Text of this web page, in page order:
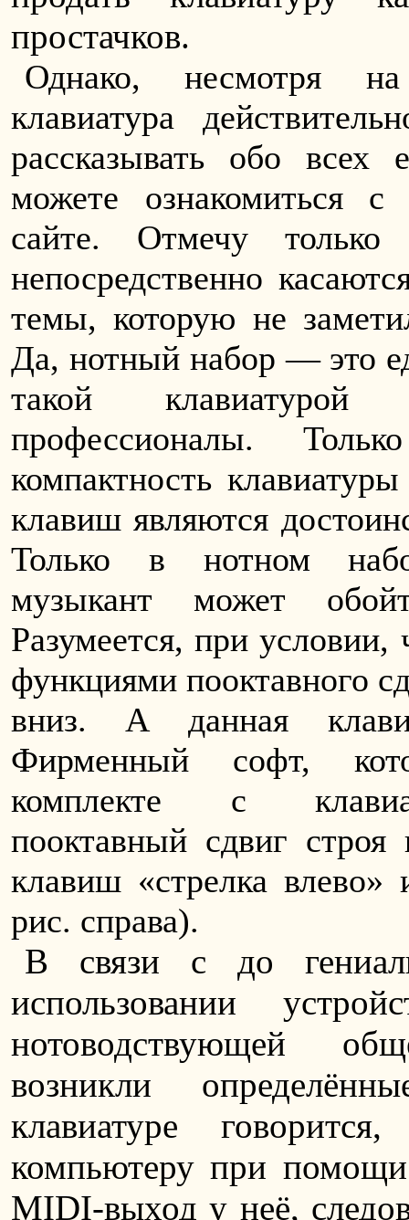
простачков.
Однако, несмотря
клавиатура
рассказывать обо
можете ознакомиться
сайте. Отмечу
непосредственно
темы, которую не
Да, нотный набор — это
такой клавиатурой
профессионалы.
компактность
клавиш являются
Только в нотном
музыкант может
Разумеется, при условии,
функциями пооктавного
вниз. А данная
Фирменный софт,
комплекте с
пооктавный сдвиг
клавиш «стрелка влево»
рис. справа).
В связи с до
использовании
нотоводствующей
возникли
клавиатуре
компьютеру при
MIDI-выход у неё,